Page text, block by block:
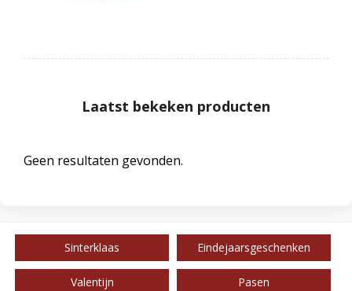
Laatst bekeken producten
Geen resultaten gevonden.
Sinterklaas Eindejaarsgeschenken
Valentijn Pasen